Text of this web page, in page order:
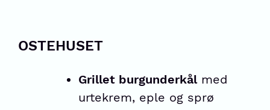
OSTEHUSET
Grillet burgunderkålmed
urtekrem, eple og sprø